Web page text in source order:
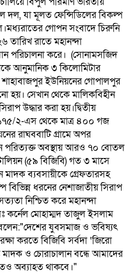
দল, যা মূলত ফেন্সিডিলের বিকল্প
​মধ্যরাতের গোপন সংবাদে চিরুনি
রাতে মহানন্দা
পরিচালনা করে। ​ (সোনামসজিদ
আনুমানিক ৩ কিলোমিটার
শাহাবাজপুর ইউনিয়নের গোপালপুর
হয়। সেখান থেকে মালিকবিহীন
উদ্ধার করা হয়। ​দ্বিতীয়
১৭৫/২-এস থেকে মাত্র ৪০০ গজ
রাঘববাটি গ্রামে অপর
পরিত্যক্ত অবস্থায় আরও ৭০ বোতল
(৫৯ বিজিবি) গত ৩ মাসে
ব্যবসায়ীকে গ্রেফতারসহ
ধরনের নেশাজাতীয় সিরাপ
নিশ্চিত করে মহানন্দা
কর্নেল মোহাম্মদ তাজুল ইসলাম
​"দেশের যুবসমাজ ও ভবিষ্যৎ
করতে বিজিবি সর্বদা ‘জিরো
মাদক ও চোরাচালান বন্ধে আমাদের
অব্যাহত থাকবে।"